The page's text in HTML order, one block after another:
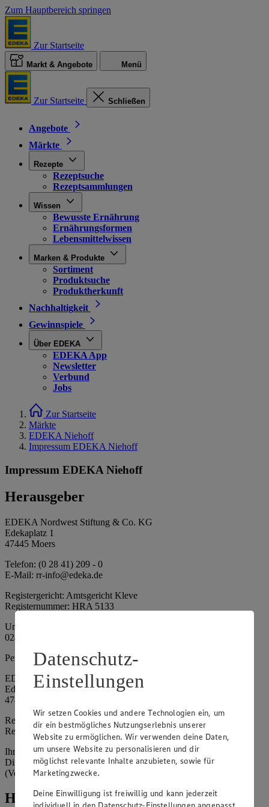
Zum Hauptbereich springen
Zur Startseite
Markt & Angebote Menü
Zur Startseite Schließen
Angebote
Märkte
Rezepte
Rezeptsuche
Rezeptsammlungen
Wissen
Bewusste Ernährung
Ernährungsformen
Lebensmittelwissen
Marken & Produkte
Sortiment
Produktsuche
Produktherkunft
Nachhaltigkeit
Gewinnspiele
Über EDEKA
EDEKA App
Newsletter
Verbund
Jobs
Zur Startseite
Märkte
EDEKA Niehoff
Impressum EDEKA Niehoff
Impressum EDEKA Niehoff
Herausgeber
EDEKA Nordwest Stiftung & Co. KG
Edekaplatz 1
47445 Moers
Telefon: (0 28 41) 209 - 0
E-Mail: rr-info@edeka.de
Registergericht: Amtsgericht Kleve
Registernummer: HRA 5133
Umsatzsteuer-Identifikationsnummer gem. § 27a UStG: DE 335
024 695
Persönlich haftende Gesellschafterin:
EDEKA Nordwest Handelsstiftung e. K.
Edekaplatz 1
47445 Moers
Registergericht: Amtsgericht Kleve
Registernummer: HRA 5132
Ihrerseits vertreten durch: Frank Breuer (Vorstandsvorsitzender),
Dirk Neuhaus (Vorstandsvorsitzender), Peter Wagener
(Vorstandsvorsitzender)
Hinweise
Datenschutz-
Einstellungen
Wir setzen Cookies und andere Technologien ein, um
dir ein bestmögliches Nutzungserlebnis unserer
Website zu ermöglichen. Wir verwenden deine Daten,
um unsere Website zu personalisieren und dir
möglichst relevante Inhalte anzubieten, sowie für
Marketingzwecke.
Deine Einwilligung ist freiwillig und kann jederzeit